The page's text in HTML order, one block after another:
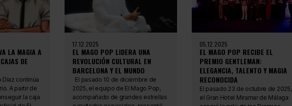
LA MAGIA A
DE
Díaz continúa
A partir de
la caja
17.12.2025
EL MAGO POP LIDERA UNA
REVOLUCIÓN CULTURAL EN
BARCELONA Y EL MUNDO
El pasado 10 de diciembre de
2025, el equipo de El Mago Pop,
acompañado de grandes estrellas
05.12.2025
EL MAGO POP RECIBE EL
PREMIO GENTLEMAN:
ELEGANCIA, TALENTO Y MAGIA
RECONOCIDA
El pasado 23 de octubre de 2025,
el Gran Hotel Miramar de Málaga